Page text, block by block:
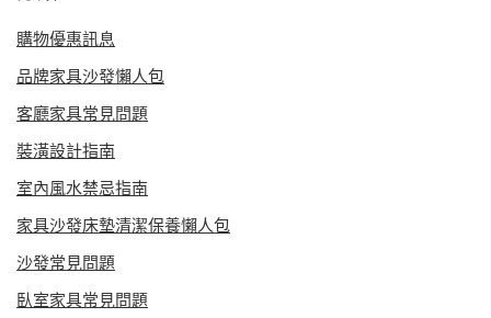
購物優惠訊息
品牌家具沙發懶人包
客廳家具常見問題
裝潢設計指南
室內風水禁忌指南
家具沙發床墊清潔保養懶人包
沙發常見問題
臥室家具常見問題